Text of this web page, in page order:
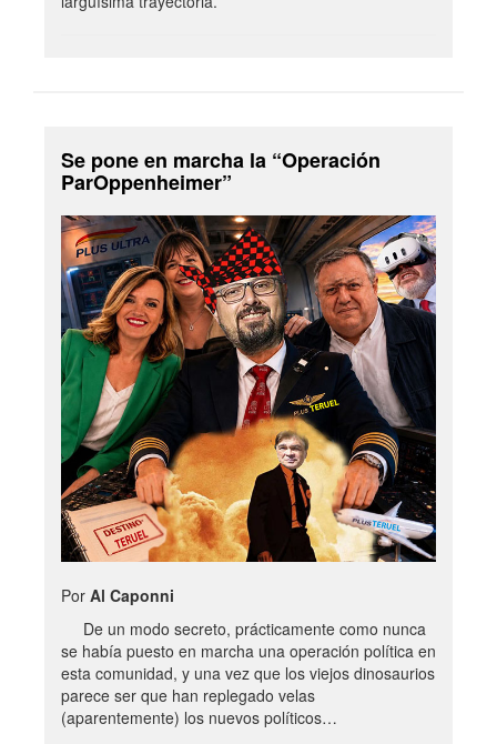
Se pone en marcha la “Operación
ParOppenheimer”
Por Al Caponni
De un modo secreto, prácticamente como nunca
se había puesto en marcha una operación política en
esta comunidad, y una vez que los viejos dinosaurios
parece ser que han replegado velas
(aparentemente) los nuevos políticos…